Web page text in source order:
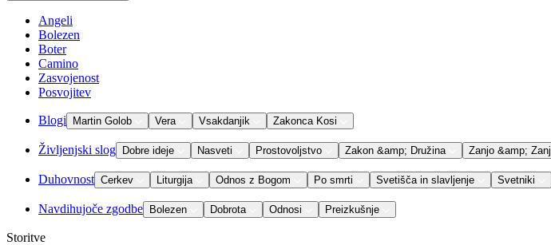
Angeli
Bolezen
Boter
Camino
Zasvojenost
Posvojitev
Blogi Martin Golob Vera Vsakdanjik Zakonca Kosi
Življenjski slog Dobre ideje Nasveti Prostovoljstvo Zakon &amp; Družina Zanjo &amp; Zanj
Duhovnost Cerkev Liturgija Odnos z Bogom Po smrti Svetišča in slavljenje Svetniki
Navdihujoče zgodbe Bolezen Dobrota Odnosi Preizkušnje
Storitve